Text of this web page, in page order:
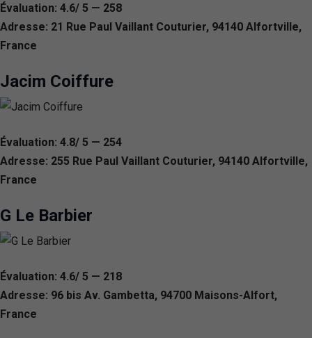
Évaluation: 4.6/ 5 — 258
Adresse: 21 Rue Paul Vaillant Couturier, 94140 Alfortville,
France
Jacim Coiffure
Évaluation: 4.8/ 5 — 254
Adresse: 255 Rue Paul Vaillant Couturier, 94140 Alfortville,
France
G Le Barbier
Évaluation: 4.6/ 5 — 218
Adresse: 96 bis Av. Gambetta, 94700 Maisons-Alfort,
France